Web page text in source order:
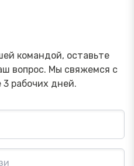
командой, оставьте
вопрос. Мы свяжемся с
рабочих дней.